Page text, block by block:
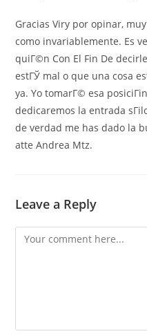
Gracias Viry por opinar,
como invariablemente. Es
quiГ©n Con El Fin De
estГЎ mal o que una cosa
ya. Yo tomarГ© esa
dedicaremos la entrada
de verdad me has dado la
atte Andrea Mtz.
Leave a Reply